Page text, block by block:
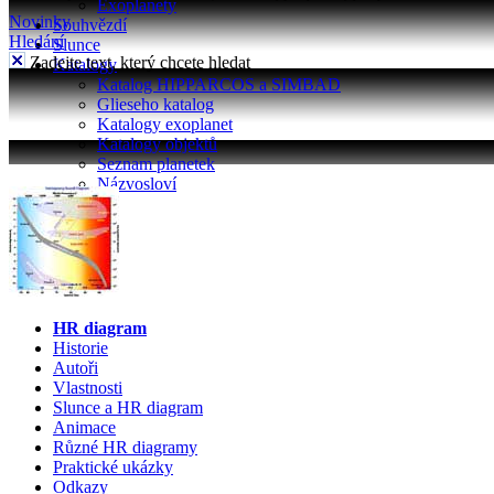
Exoplanety
Souhvězdí
Slunce
Katalogy
Katalog HIPPARCOS a SIMBAD
Glieseho katalog
Katalogy exoplanet
Katalogy objektů
Seznam planetek
Názvosloví
Novinky
Hledání
Zadejte text, který chcete hledat
HR diagram
Historie
Autoři
Vlastnosti
Slunce a HR diagram
Animace
Různé HR diagramy
Praktické ukázky
Odkazy